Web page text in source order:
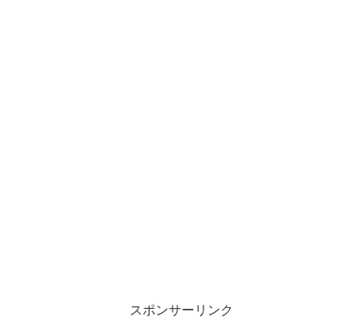
スポンサーリンク